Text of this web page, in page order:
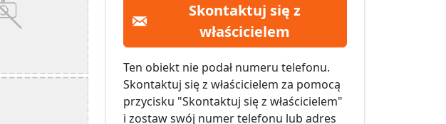
Skontaktuj się z
właścicielem
Ten obiekt nie podał numeru telefonu.
Skontaktuj się z właścicielem za pomocą
przycisku "Skontaktuj się z właścicielem"
i zostaw swój numer telefonu lub adres